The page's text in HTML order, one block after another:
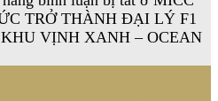
TRỞ THÀNH ĐẠI LÝ F1
VỊNH XANH – OCEAN